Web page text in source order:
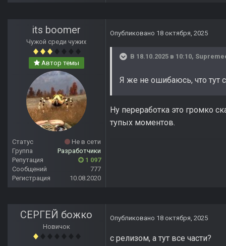
its boomer
Чужой среди чужих
Автор темы
Статус
Не в сети
Группа
Разработчики
Репутация
1 097
Сообщений
777
Регистрация
10.08.2020
Опубликовано 18 октября, 2025
В 18.10.2025 в 10:10,
Я же не ошибаюсь, что тут
Ну переработка это громко
тупых моментов.
СЕРГЕЙ божко
Новичок
Опубликовано 18 октября, 2025
с релизом, а тут все части?